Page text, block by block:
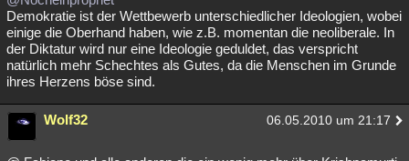
Demokratie ist der Wettbewerb unterschiedlicher Ideologien, wobei
einige die Oberhand haben, wie z.B. momentan die neoliberale. In
der Diktatur wird nur eine Ideologie geduldet, das verspricht
natürlich mehr Schechtes als Gutes, da die Menschen im Grunde
ihres Herzens böse sind.
Wolf32 06.05.2010 um 21:17